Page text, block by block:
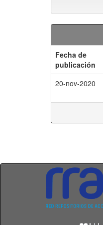
Fecha de
publicación
20-nov-2020